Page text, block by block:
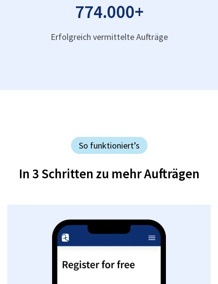
774.000+
Erfolgreich vermittelte Aufträge
So funktioniert’s
In 3 Schritten zu mehr Aufträgen